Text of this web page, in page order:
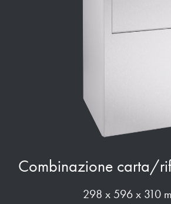
Combinazione carta/
298 x 596 x 310